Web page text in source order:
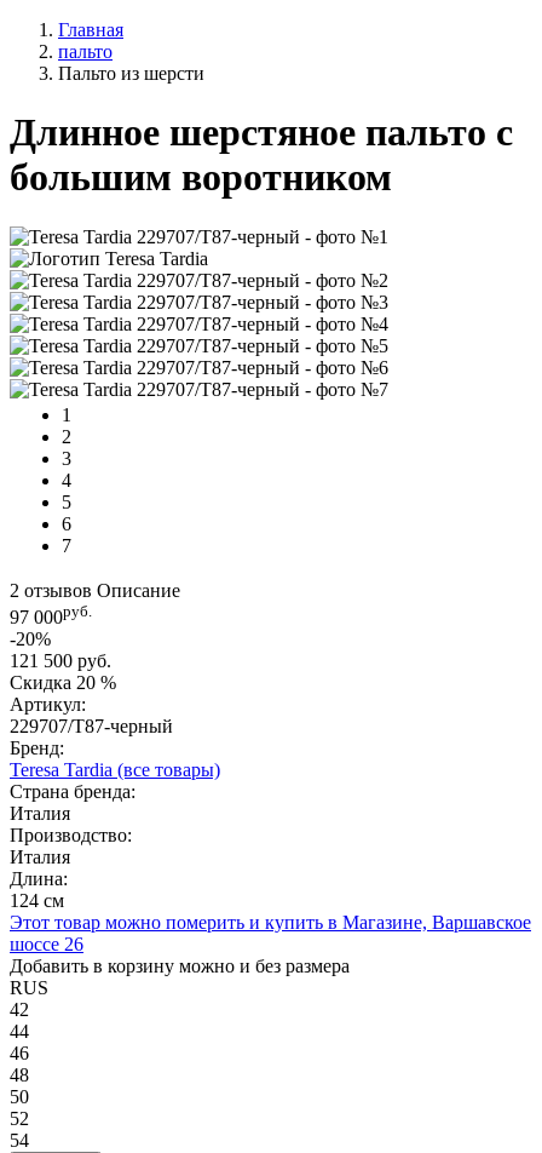
Главная
пальто
Пальто из шерсти
Длинное шерстяное пальто с
большим воротником
1
2
3
4
5
6
7
2 отзывов Описание
97 000руб.
-20%
121 500 руб.
Скидка 20 %
Артикул:
229707/T87-черный
Бренд:
Teresa Tardia (все товары)
Страна бренда:
Италия
Производство:
Италия
Длина:
124 см
Этот товар можно померить и купить в Магазине, Варшавское
шоссе 26
Добавить в корзину можно и без размера
RUS
42
44
46
48
50
52
54